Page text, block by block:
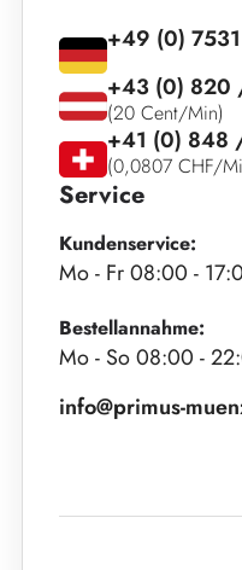
Service
Kundenservice:
Mo - Fr 08:00 -
Bestellannahme:
Mo - So 08:00 -
info@primus-
+49 (0)
+43 (0) 820
(20 Cent/Min)
+41 (0)
(0,0807 CHF/